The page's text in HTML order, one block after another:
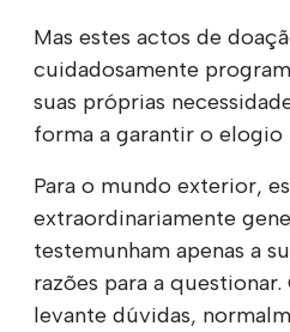
Mas estes actos de
cuidadosamente
suas próprias
forma a garantir o elogio
Para o mundo exterior,
extraordinariamente
testemunham apenas a
razões para a
levante dúvidas,